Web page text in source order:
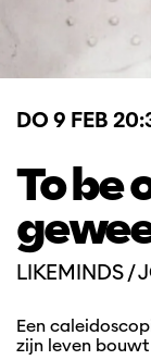
To be
LIKEMINDS /
DO 9 FEB
Een
zijn leven